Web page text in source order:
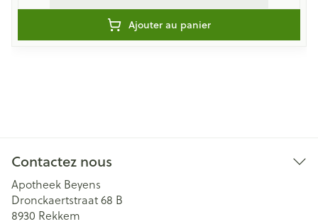
Ajouter au panier
Contactez nous
Apotheek Beyens
Dronckaertstraat 68 B
8930 Rekkem